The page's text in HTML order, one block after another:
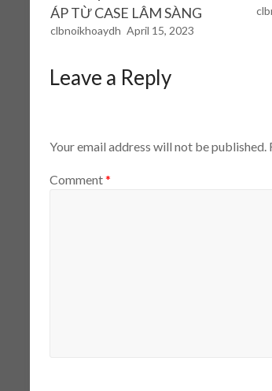
ÁP TỪ CASE LÂM SÀNG
clbnoikhoaydh April 15, 2023
Leave a Reply
Your email address will not be published.
Comment*